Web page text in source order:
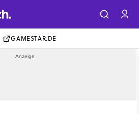
GAMESTAR.DE